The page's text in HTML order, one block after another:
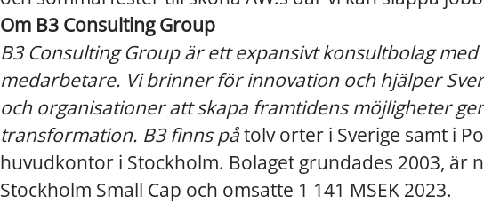
Om B3 Consulting Group
B3 Consulting Group är ett expansivt konsultbolag med
medarbetare. Vi brinner för innovation och hjälper
och organisationer att skapa framtidens möjligheter
transformation. B3 finns påtolv orter i Sverige samt i
huvudkontor i Stockholm. Bolaget grundades 2003, är
Stockholm Small Cap och omsatte 1 141 MSEK 2023.